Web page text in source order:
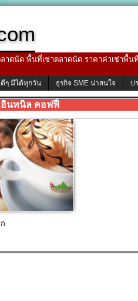
ดนัด พื้นที่เช่าตลาดนัด ราคาค่าเช่าพื้
ดีๆ มีได้ทุกวัน ธุรกิจ SME น่าสนใจ ป
นทนิล คอฟฟี่